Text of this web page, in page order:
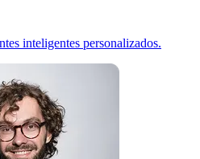
inteligentes personalizados.